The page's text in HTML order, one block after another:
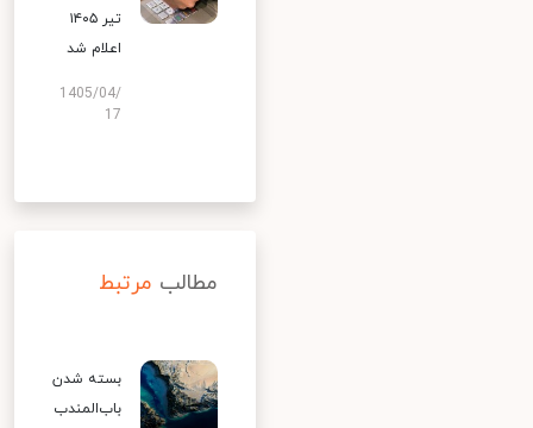
تیر ۱۴۰۵
اعلام شد
1405/04/
17
مطالب مرتبط
بسته شدن
باب‌المندب